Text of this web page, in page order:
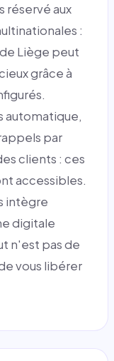
réservé aux
:
Liège peut
grâce à
automatique,
par
clients : ces
accessibles.
intègre
digitale
n'est pas de
vous libérer